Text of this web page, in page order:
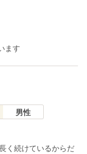
ます
男性
く続けているからだ